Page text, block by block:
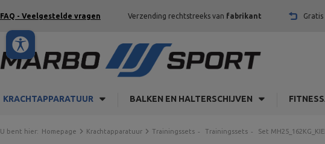
FAQ - Veelgestelde vragen Verzending rechtstreeks van fabrikant
KRACHTAPPARATUUR BALKEN EN HALTERSCHIJVEN
U bent hier: Homepage Krachtapparatuur Trainingssets Trainingssets Set